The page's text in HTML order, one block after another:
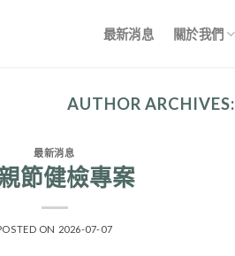
最新消息 關於我們
AUTHOR ARCHIVES:
最新消息
節健檢專案
ON 2026-07-07